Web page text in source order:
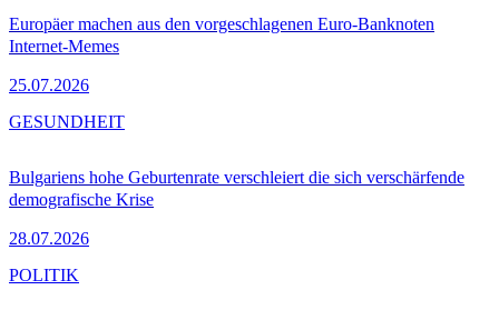
Europäer machen aus den vorgeschlagenen Euro-Banknoten
Internet-Memes
25.07.2026
Bulgariens hohe Geburtenrate verschleiert die sich verschärfende
demografische Krise
28.07.2026
GESUNDHEIT
POLITIK